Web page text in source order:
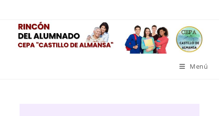
contenido
Menú